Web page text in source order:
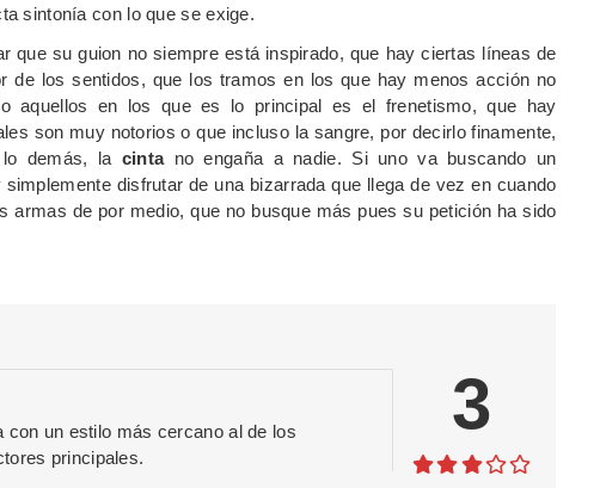
sintonía con lo que se exige.
que su guion no siempre está inspirado, que hay ciertas líneas de
de los sentidos, que los tramos en los que hay menos acción no
aquellos en los que es lo principal es el frenetismo, que hay
son muy notorios o que incluso la sangre, por decirlo finamente,
demás, la cintano engaña a nadie. Si uno va buscando un
disfrutar de una bizarrada que llega de vez en cuando
armas de por medio, que no busque más pues su petición ha sido
un estilo más cercano al de los
principales.
3